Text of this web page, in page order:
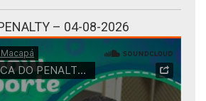
– 04-08-2026